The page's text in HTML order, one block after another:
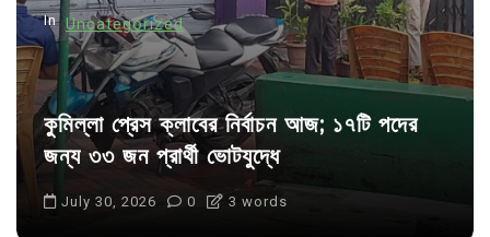
In Uncategorized
কুমিল্লা প্রেস ক্লাবের নির্বাচন আজ; ১৭টি পদের
জন্য ৩৩ জন প্রার্থী ভোটযুদ্ধে
July 30, 2026 0 3 words